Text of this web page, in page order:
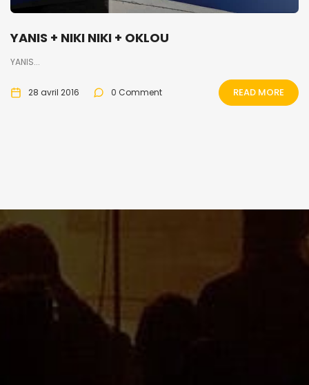
YANIS + NIKI NIKI + OKLOU
YANIS...
28 avril 2016 0 Comment READ MORE